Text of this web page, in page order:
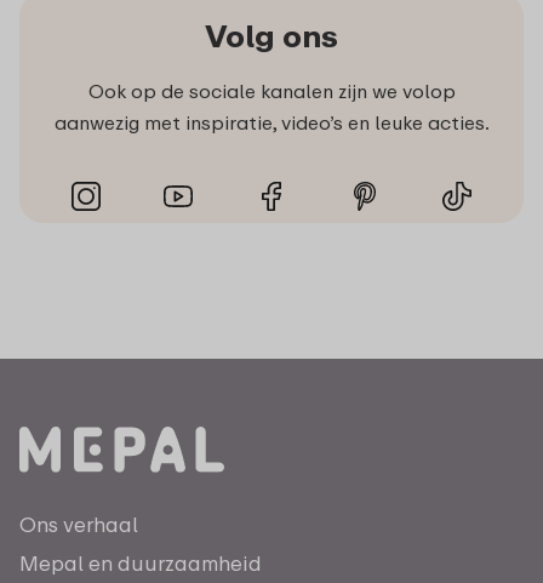
Volg ons
Ook op de sociale kanalen zijn we volop
aanwezig met inspiratie, video’s en leuke acties.
Ons verhaal
Mepal en duurzaamheid